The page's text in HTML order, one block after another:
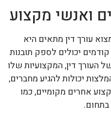
ואנשי מקצוע
עורך דין מתאים היא
יכולים לספק תובנות
העורך דין, המקצועיות שלו
יכולות להגיע מחברים,
אחרים מקומיים, כמו